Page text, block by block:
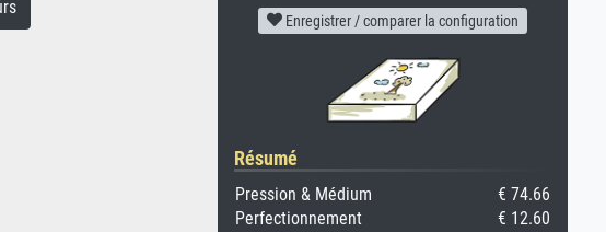
Enregistrer / comparer la configuration
Résumé
Pression & Médium
€ 74.66
Perfectionnement
€ 12.60